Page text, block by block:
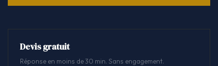
Devis gratuit
Réponse en moins de 30 min. Sans engagement.